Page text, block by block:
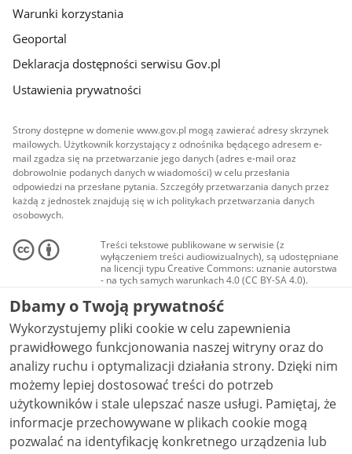
Warunki korzystania
Geoportal
Deklaracja dostępności serwisu Gov.pl
Ustawienia prywatności
Strony dostępne w domenie www.gov.pl mogą zawierać adresy skrzynek
mailowych. Użytkownik korzystający z odnośnika będącego adresem e-
mail zgadza się na przetwarzanie jego danych (adres e-mail oraz
dobrowolnie podanych danych w wiadomości) w celu przesłania
odpowiedzi na przesłane pytania. Szczegóły przetwarzania danych przez
każdą z jednostek znajdują się w ich politykach przetwarzania danych
osobowych.
Treści tekstowe publikowane w serwisie (z
wyłączeniem treści audiowizualnych), są udostępniane
na licencji typu Creative Commons: uznanie autorstwa
- na tych samych warunkach 4.0 (CC BY-SA 4.0).
Materiały audiowizualne, w tym zdjęcia, materiały
audio i wideo, są udostępniane na licencji typu
Creative Commons: uznanie autorstwa użycie
niekomercyjne - bez utworów zależnych 4.0 (CC BY-
NC-ND 4.0), o ile nie jest to stwierdzone inaczej.
Dbamy o Twoją prywatność
Wykorzystujemy pliki cookie w celu zapewnienia
prawidłowego funkcjonowania naszej witryny oraz do
analizy ruchu i optymalizacji działania strony. Dzięki nim
możemy lepiej dostosować treści do potrzeb
użytkowników i stale ulepszać nasze usługi. Pamiętaj, że
informacje przechowywane w plikach cookie mogą
pozwalać na identyfikację konkretnego urządzenia lub